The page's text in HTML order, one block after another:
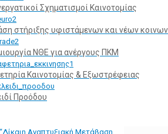
Σχηματισμοί Καινοτομίας
στήριξης υφιστάμενων και νέων
ΝΘΕ για ανέργους ΠΚΜ
Kαινοτομίας & Εξωστρέφειας
Προόδου
Αναπτυξιακή Μετάβαση